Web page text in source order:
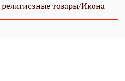
товары/Икона